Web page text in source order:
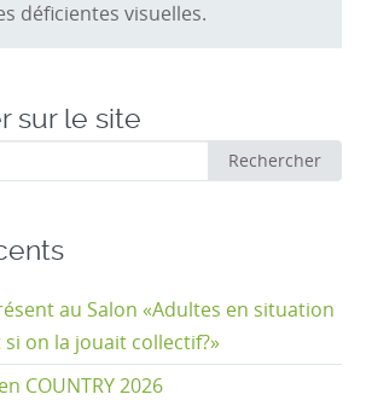
déficientes visuelles.
sur le site
Rechercher
au Salon «Adultes en situation
on la jouait collectif?»
COUNTRY 2026